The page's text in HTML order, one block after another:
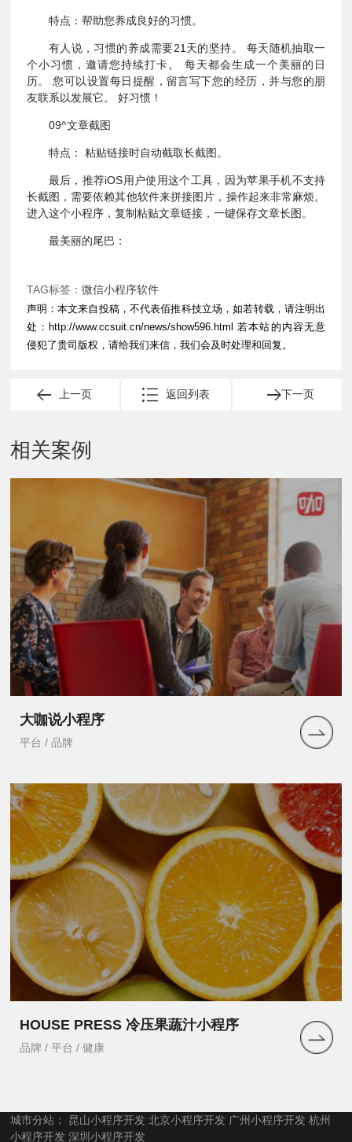
特点：帮助您养成良好的习惯。
有人说，习惯的养成需要21天的坚持。 每天随机抽取一
个小习惯，邀请您持续打卡。 每天都会生成一个美丽的日
历。 您可以设置每日提醒，留言写下您的经历，并与您的朋
友联系以发展它。 好习惯！
09^文章截图
特点： 粘贴链接时自动截取长截图。
最后，推荐iOS用户使用这个工具，因为苹果手机不支持
长截图，需要依赖其他软件来拼接图片，操作起来非常麻烦。
进入这个小程序，复制粘贴文章链接，一键保存文章长图。
最美丽的尾巴：
TAG标签： 微信小程序软件
声明：本文来自投稿，不代表佰推科技立场，如若转载，请注明出
处： http://www.ccsuit.cn/news/show596.html 若本站的内容无意
侵犯了贵司版权，请给我们来信，我们会及时处理和回复。
上一页 下一页
返回列表
相关案例
大咖说小程序
平台 / 品牌
HOUSE PRESS 冷压果蔬汁小程序
品牌 / 平台 / 健康
城市分站： 昆山小程序开发 北京小程序开发 广州小程序开发 杭州
小程序开发 深圳小程序开发